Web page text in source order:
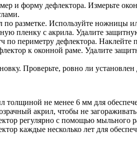
и форму дефлектора. Измерьте
по разметке. Используйте ножницы
пленку с акрила. Удалите
по периметру дефлектора.
к оконной раме. Удалите
Проверьте, ровно ли
толщиной не менее 6 мм для
акрил, чтобы не загораживать
регулярно с помощью мыльного
каждые несколько лет для